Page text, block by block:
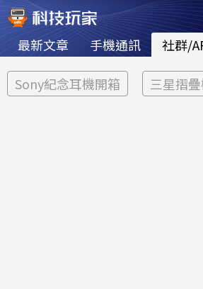
最新文章 手機通訊 社群/
Sony紀念耳機開箱 三星摺